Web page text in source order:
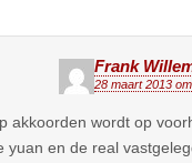
Frank
28 maart 2013
akkoorden wordt op
yuan en de real